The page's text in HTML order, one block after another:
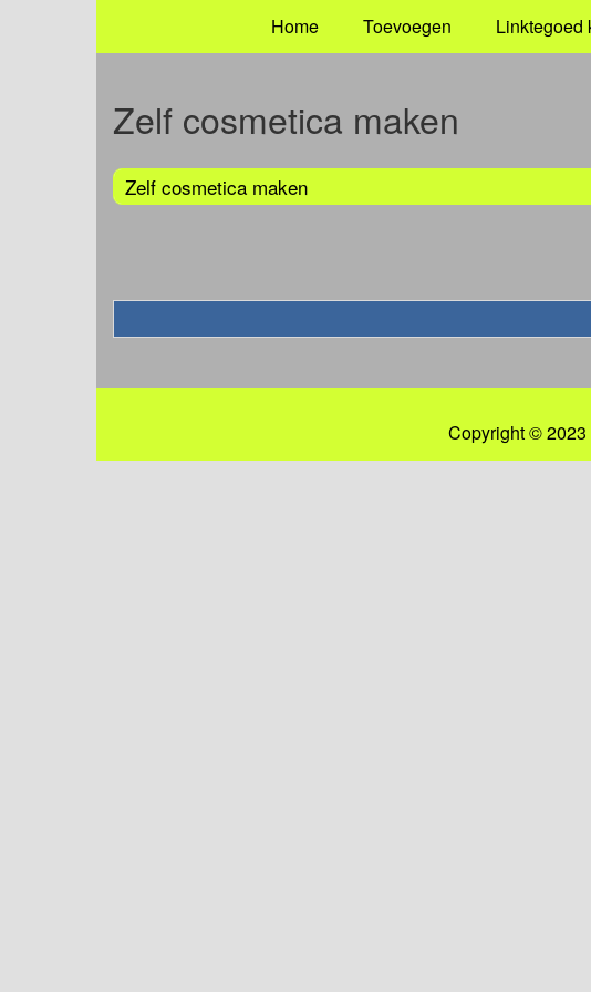
Home Toevoegen Linktegoed
Zelf cosmetica maken
Zelf cosmetica maken
Copyright ©